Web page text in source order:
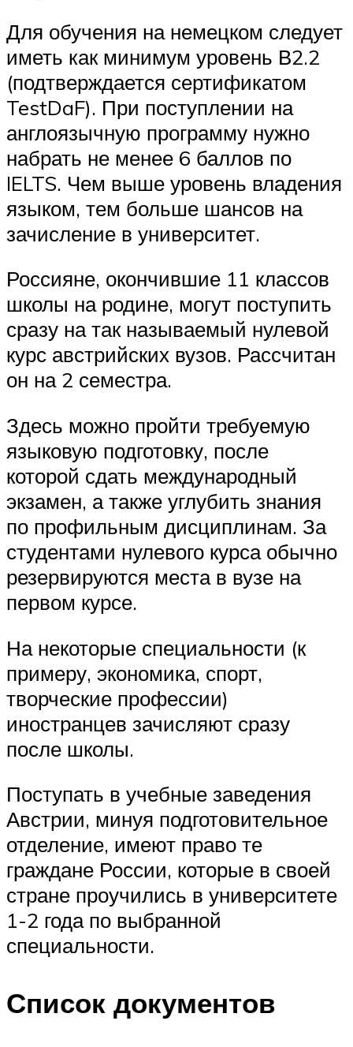
Для обучения на немецком следует
иметь как минимум уровень В2.2
(подтверждается сертификатом
TestDaF). При поступлении на
англоязычную программу нужно
набрать не менее 6 баллов по
IELTS. Чем выше уровень владения
языком, тем больше шансов на
зачисление в университет.
Россияне, окончившие 11 классов
школы на родине, могут поступить
сразу на так называемый нулевой
курс австрийских вузов. Рассчитан
он на 2 семестра.
Здесь можно пройти требуемую
языковую подготовку, после
которой сдать международный
экзамен, а также углубить знания
по профильным дисциплинам. За
студентами нулевого курса обычно
резервируются места в вузе на
первом курсе.
На некоторые специальности (к
примеру, экономика, спорт,
творческие профессии)
иностранцев зачисляют сразу
после школы.
Поступать в учебные заведения
Австрии, минуя подготовительное
отделение, имеют право те
граждане России, которые в своей
стране проучились в университете
1-2 года по выбранной
специальности.
Список документов